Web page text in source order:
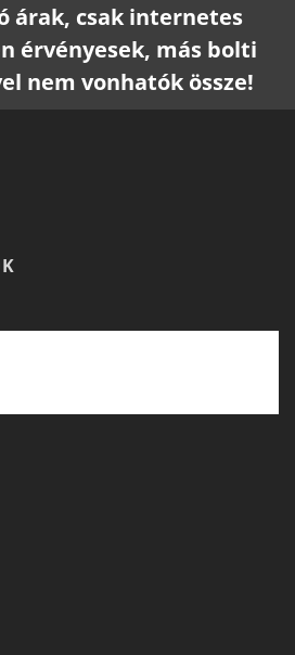
árak, csak internetes
érvényesek, más bolti
nem vonhatók össze!